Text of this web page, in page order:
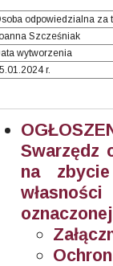
odpowiedzialna za
Szcześniak
wytworzenia
r.
Swarzędz
na